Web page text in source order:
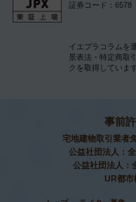
証券コード：6578
イエプラコラムを
景表法・特定商取
クを取得しています
事前
宅地建物取引業者
公益社団法人：
公益社団法人：
UR都